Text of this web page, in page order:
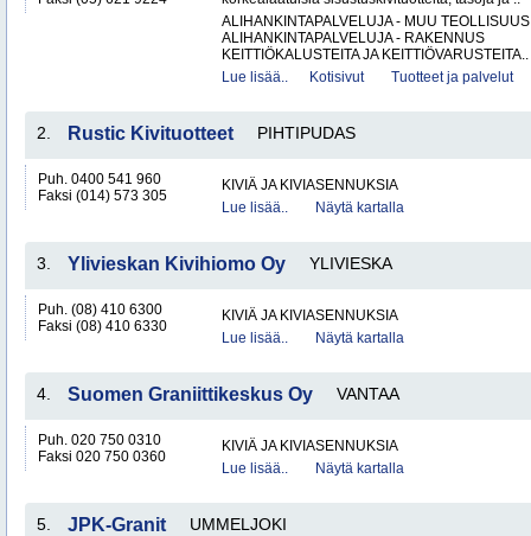
ALIHANKINTAPALVELUJA - MUU TEOLLISUUS
ALIHANKINTAPALVELUJA - RAKENNUS
KEITTIÖKALUSTEITA JA KEITTIÖVARUSTEITA..
Lue lisää..
Kotisivut Tuotteet ja palvelut
2. Rustic Kivituotteet PIHTIPUDAS
Puh. 0400 541 960
Faksi (014) 573 305
KIVIÄ JA KIVIASENNUKSIA
Lue lisää..
Näytä kartalla
3. Ylivieskan Kivihiomo Oy YLIVIESKA
Puh. (08) 410 6300
Faksi (08) 410 6330
KIVIÄ JA KIVIASENNUKSIA
Lue lisää..
Näytä kartalla
4. Suomen Graniittikeskus Oy VANTAA
Puh. 020 750 0310
Faksi 020 750 0360
KIVIÄ JA KIVIASENNUKSIA
Lue lisää..
Näytä kartalla
5. JPK-Granit UMMELJOKI